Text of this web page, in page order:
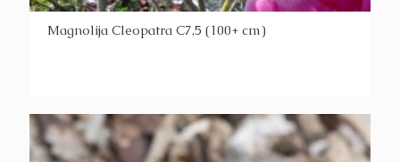
Magnolija Cleopatra C7,5 (100+ cm)